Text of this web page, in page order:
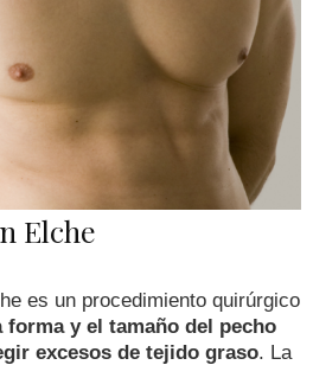
Elche
es un procedimiento quirúrgico
forma y el tamaño del pecho
excesos de tejido graso. La